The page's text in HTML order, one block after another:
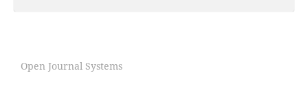
Open Journal Systems